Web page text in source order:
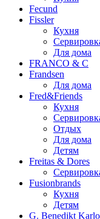
Fecund
Fissler
Кухня
Для дома
FRANCO & C
Frandsen
Для дома
Fred&Friends
Кухня
Отдых
Для дома
Детям
Freitas & Dores
Fusionbrands
Кухня
Детям
G. Benedikt